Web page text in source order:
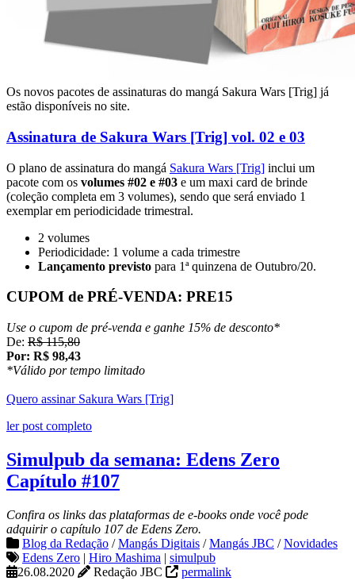
Os novos pacotes de assinaturas do mangá Sakura Wars [Trig] já
estão disponíveis no site.
Assinatura de Sakura Wars [Trig] vol. 02 e 03
O plano de assinatura do mangá Sakura Wars [Trig] inclui um
pacote com os volumes #02 e #03 e um maxi card de brinde
(coleção completa em 3 volumes), sendo que será enviado 1
exemplar em periodicidade trimestral.
2 volumes
Periodicidade: 1 volume a cada trimestre
Lançamento previsto para 1ª quinzena de Outubro/20.
CUPOM de PRÉ-VENDA: PRE15
Use o cupom de pré-venda e ganhe 15% de desconto*
De: R$ 115,80
Por: R$ 98,43
*Válido por tempo limitado
Quero assinar Sakura Wars [Trig]
ler post completo
Simulpub da semana: Edens Zero
Capítulo #107
Confira os links das plataformas de e-books onde você pode
adquirir o capítulo 107 de Edens Zero.
Blog da Redação /Mangás Digitais /Mangás JBC /Novidades
Edens Zero | Hiro Mashima | simulpub
26.08.2020
Redação JBC permalink